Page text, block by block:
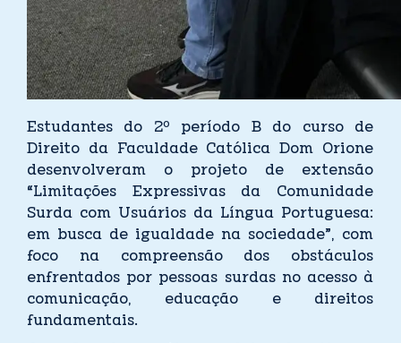
Estudantes do 2º período B do curso de
Direito da Faculdade Católica Dom Orione
desenvolveram o projeto de extensão
“Limitações Expressivas da Comunidade
Surda com Usuários da Língua Portuguesa:
em busca de igualdade na sociedade”, com
foco na compreensão dos obstáculos
enfrentados por pessoas surdas no acesso à
comunicação, educação e direitos
fundamentais.